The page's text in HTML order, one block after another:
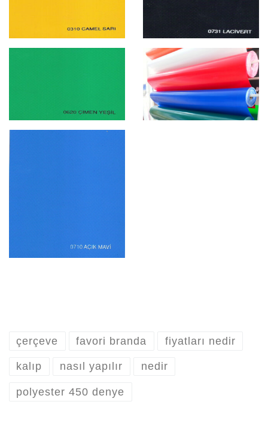
çerçeve favori branda fiyatları nedir
kalıp nasıl yapılır nedir
polyester 450 denye